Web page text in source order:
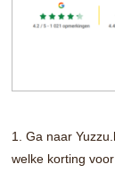
Ga naar
welke korting